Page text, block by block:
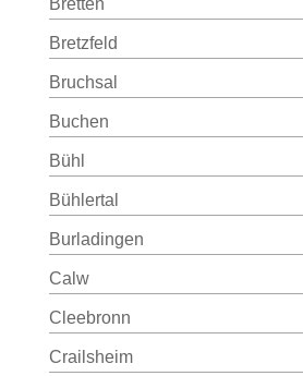
Bretten
Bretzfeld
Bruchsal
Buchen
Bühl
Bühlertal
Burladingen
Calw
Cleebronn
Crailsheim